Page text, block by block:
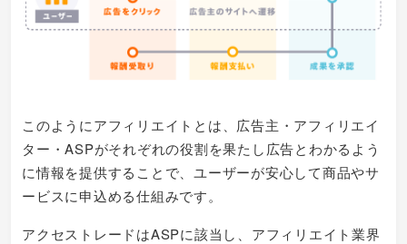
このようにアフィリエイトとは、広告主・アフィリエイ
ター・ASPがそれぞれの役割を果たし広告とわかるよう
に情報を提供することで、ユーザーが安心して商品やサ
ービスに申込める仕組みです。
アクセストレードはASPに該当し、アフィリエイト業界